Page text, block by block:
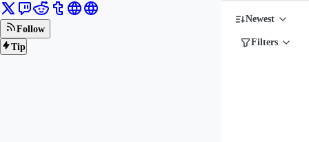
Follow
Tip
Newest
Filters